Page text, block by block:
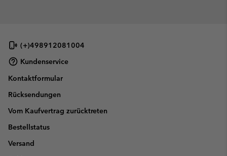
(+)498912081004
Kundenservice
Kontaktformular
Rücksendungen
Vom Kaufvertrag zurücktreten
Bestellstatus
Versand